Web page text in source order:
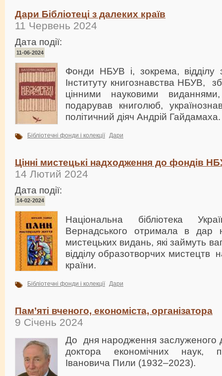
Дари Бібліотеці з далеких країв
11 Червень 2024
Дата події:
11-06-2024
Фонди НБУВ і, зокрема, відділу
Інституту книгознавства НБУВ,
цінними науковими
подарував книголюб,
політичний діяч Андрій Гайдамаха.
Бібліотечні фонди і колекції Дари
Цінні мистецькі надходження до фондів
14 Лютий 2024
Дата події:
14-02-2024
Національна бібліотека
Вернадського отримала в дар
мистецьких видань, які займуть
відділу образотворчих мистецтв
країни.
Бібліотечні фонди і колекції Дари
Пам’яті вченого, економіста, організатора
9 Січень 2024
До дня народження заслуженого
доктора економічних наук,
Івановича Пили (1932–2023).